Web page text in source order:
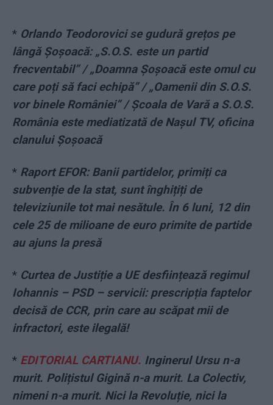
* Orlando Teodorovici se gudură grețos pe
lângă Șoșoacă: „S.O.S. este un partid
frecventabil” / „Doamna Șoșoacă este omul cu
care poți să faci echipă” / „Oamenii din S.O.S.
vor binele României” / Școala de Vară a S.O.S.
România este mediatizată de Nașul TV, oficina
clanului Șoșoacă
* Raport EFOR: Banii partidelor, primiți ca
subvenție de la stat, sunt înghițiți de
televiziunile tot mai nesătule. În 6 luni, 12 din
cele 25 de milioane de euro primite de partide
au ajuns la presă
* Curtea de Justiție a UE desființează regimul
Iohannis – PSD – servicii: prescripția faptelor
decisă de CCR, prin care au scăpat mii de
infractori, este ilegală!
* EDITORIAL CARTIANU. Inginerul Ursu n-a
murit. Polițistul Gigină n-a murit. La Colectiv,
nimeni n-a murit. Nici la Revoluție, nici la